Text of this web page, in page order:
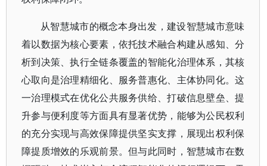
从智慧城市的概念本身出发，建设智慧城市意味
着以数据为核心要素，依托技术融合构建从感知、分
析到决策、执行全链条覆盖的智能化治理体系，其核
心取向是治理精细化、服务普惠化、主体协同化。这
一治理模式在优化公共服务供给、打破信息壁垒、提
升参与便利度等方面具有显著优势，能够为公民权利
的充分实现与高效保障提供坚实支撑，展现出权利保
障提质增效的乐观前景。但与此同时，智慧城市在数